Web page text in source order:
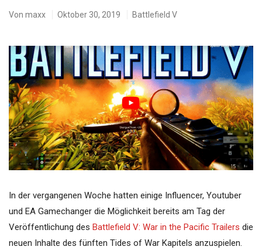
Von maxx Oktober 30, 2019 Battlefield V
In der vergangenen Woche hatten einige Influencer, Youtuber
und EA Gamechanger die Möglichkeit bereits am Tag der
Veröffentlichung des Battlefield V: War in the Pacific Trailers die
neuen Inhalte des fünften Tides of War Kapitels anzuspielen.